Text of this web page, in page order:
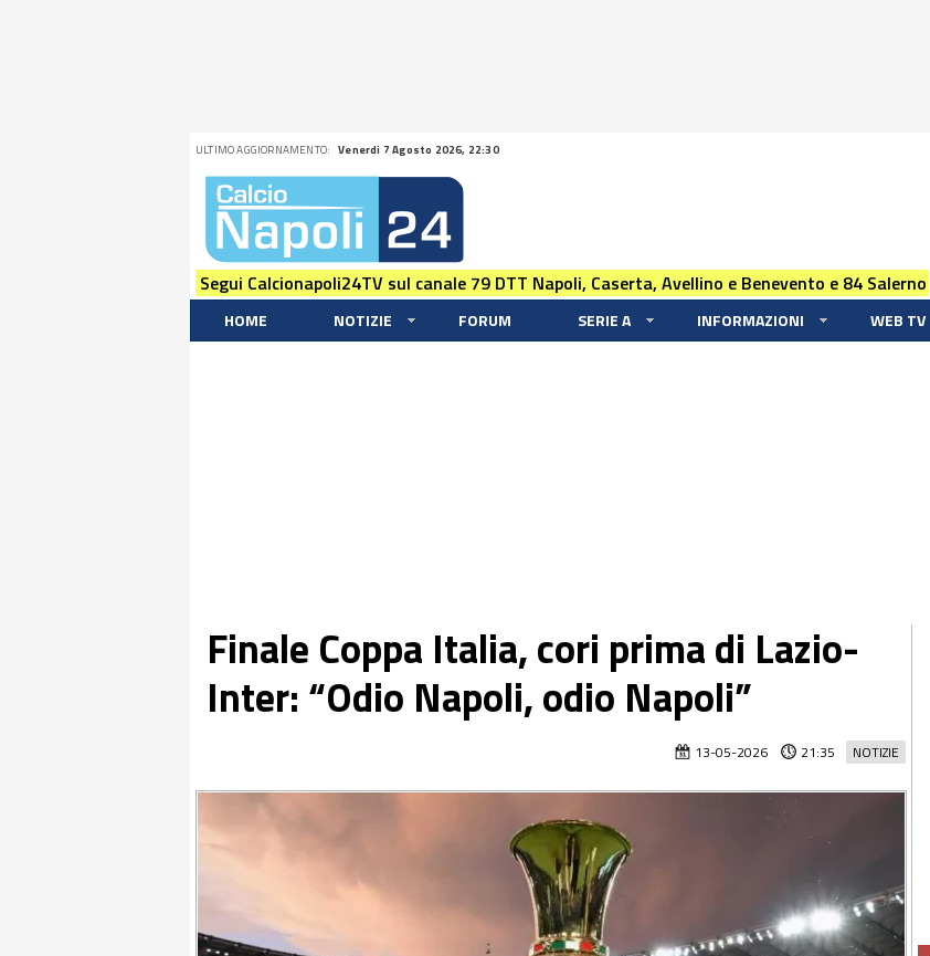
ULTIMO AGGIORNAMENTO: Venerdi 7 Agosto 2026, 22:30
Segui Calcionapoli24TV sul canale 79 DTT Napoli, Caserta, Avellino e Benevento e 84 Salerno
HOME NOTIZIE FORUM SERIE A INFORMAZIONI WEB TV
Finale Coppa Italia, cori prima di Lazio-
Inter: “Odio Napoli, odio Napoli”
NOTIZIE
13-05-2026 21:35